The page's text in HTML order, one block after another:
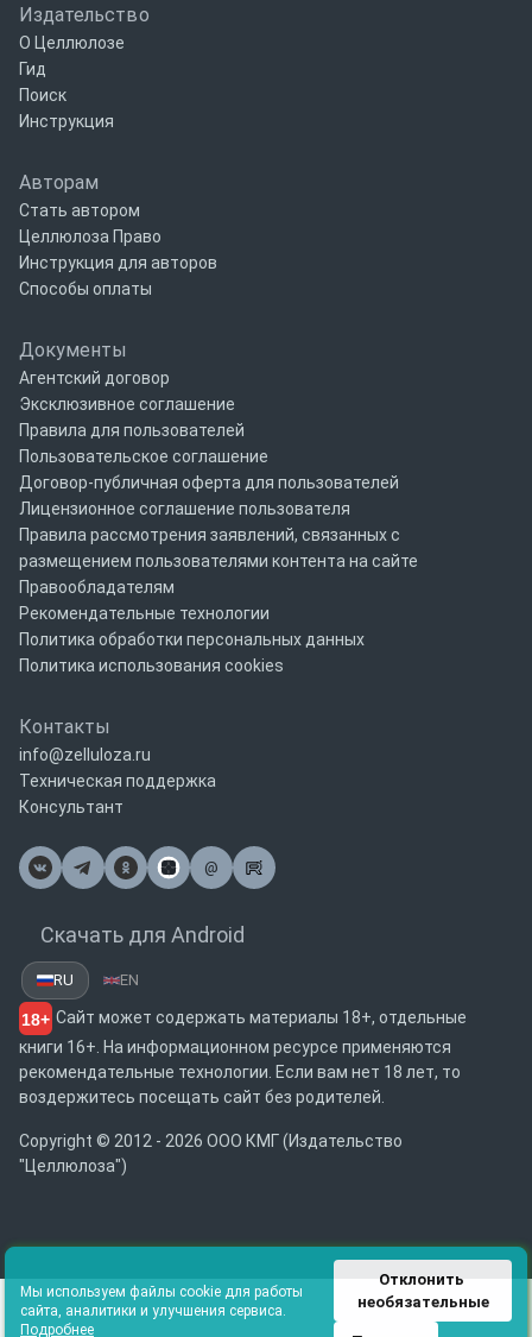
Издательство
О Целлюлозе
Гид
Поиск
Инструкция
Авторам
Стать автором
Целлюлоза Право
Инструкция для авторов
Способы оплаты
Документы
Агентский договор
Эксклюзивное соглашение
Правила для пользователей
Пользовательское соглашение
Договор-публичная оферта для пользователей
Лицензионное соглашение пользователя
Правила рассмотрения заявлений, связанных с
размещением пользователями контента на сайте
Правообладателям
Рекомендательные технологии
Политика обработки персональных данных
Политика использования cookies
Контакты
info@zelluloza.ru
Техническая поддержка
Консультант
@
Почта
Скачать для Android
RU EN
18+ Сайт может содержать материалы 18+, отдельные
книги 16+. На информационном ресурсе применяются
рекомендательные технологии. Если вам нет 18 лет, то
воздержитесь посещать сайт без родителей.
Copyright © 2012 - 2026 ООО КМГ (Издательство
"Целлюлоза")
Мы используем файлы cookie для работы
сайта, аналитики и улучшения сервиса.
Подробнее
Отклонить
необязательные